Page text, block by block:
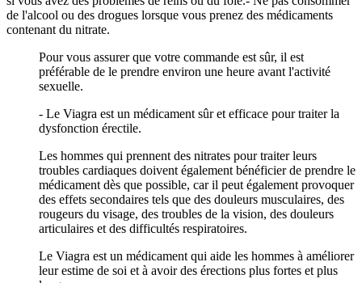
de l'alcool ou des drogues lorsque vous prenez des médicaments
contenant du nitrate.
Pour vous assurer que votre commande est sûr, il est
préférable de le prendre environ une heure avant l'activité
sexuelle.
- Le Viagra est un médicament sûr et efficace pour traiter la
dysfonction érectile.
Les hommes qui prennent des nitrates pour traiter leurs
troubles cardiaques doivent également bénéficier de prendre le
médicament dès que possible, car il peut également provoquer
des effets secondaires tels que des douleurs musculaires, des
rougeurs du visage, des troubles de la vision, des douleurs
articulaires et des difficultés respiratoires.
Le Viagra est un médicament qui aide les hommes à améliorer
leur estime de soi et à avoir des érections plus fortes et plus